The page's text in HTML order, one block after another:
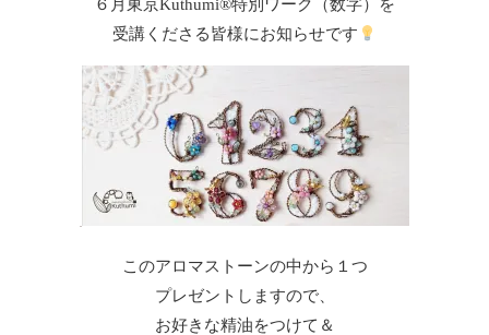
６月東京Kuthumi®️特別ワーク（数字）を
受講くださる皆様にお知らせです
このアロマストーンの中から１つ
プレゼントしますので、
お好きな精油をつけて＆